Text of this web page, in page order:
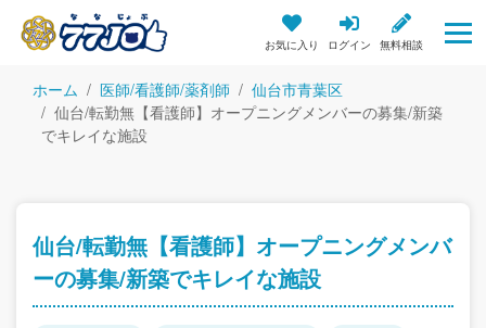
お気に入り ログイン 無料相談
ホーム 医師/看護師/薬剤師
仙台市青葉区
仙台/転勤無【看護師】オープニングメンバーの募集/新築
でキレイな施設
仙台/転勤無【看護師】オープニングメンバ
ーの募集/新築でキレイな施設